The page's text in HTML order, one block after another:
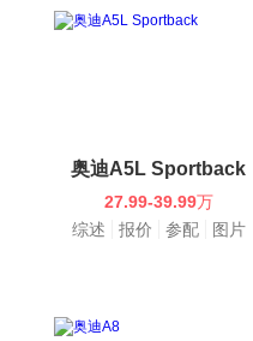
奥迪A5L Sportback
27.99-39.99万
综述
报价 参配 图片